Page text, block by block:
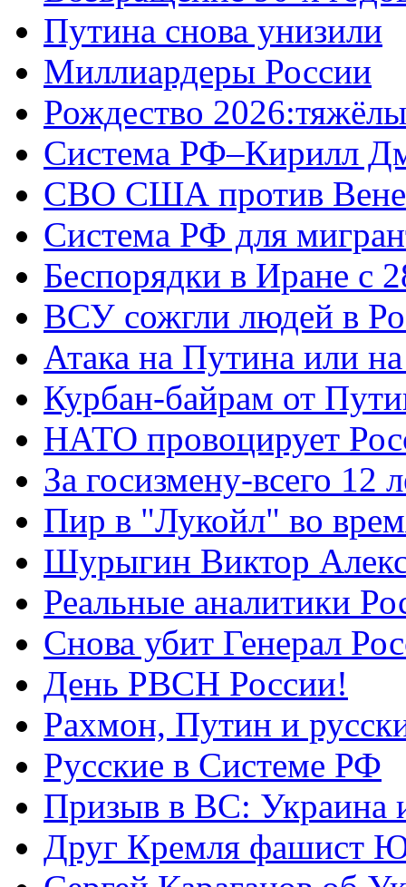
Путина снова унизили
Миллиардеры России
Рождество
Система РФ–Кирилл
СВО США против
Система РФ для
Беспорядки в Иране с
ВСУ сожгли людей в
Атака на Путина или
Курбан-байрам от
НАТО провоцирует
За госизмену-всего 12
Пир в "Лукойл" во
Шурыгин Виктор
Реальные аналитики
Снова убит Генерал
День РВСН России!
Рахмон, Путин и
Русские в Системе РФ
Призыв в ВС: Украина
Друг Кремля фашист